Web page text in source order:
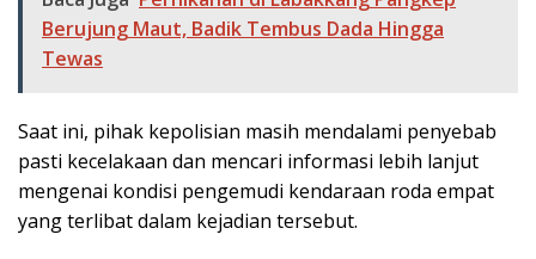
Berujung Maut, Badik Tembus Dada Hingga
Tewas
Saat ini, pihak kepolisian masih mendalami penyebab
pasti kecelakaan dan mencari informasi lebih lanjut
mengenai kondisi pengemudi kendaraan roda empat
yang terlibat dalam kejadian tersebut.